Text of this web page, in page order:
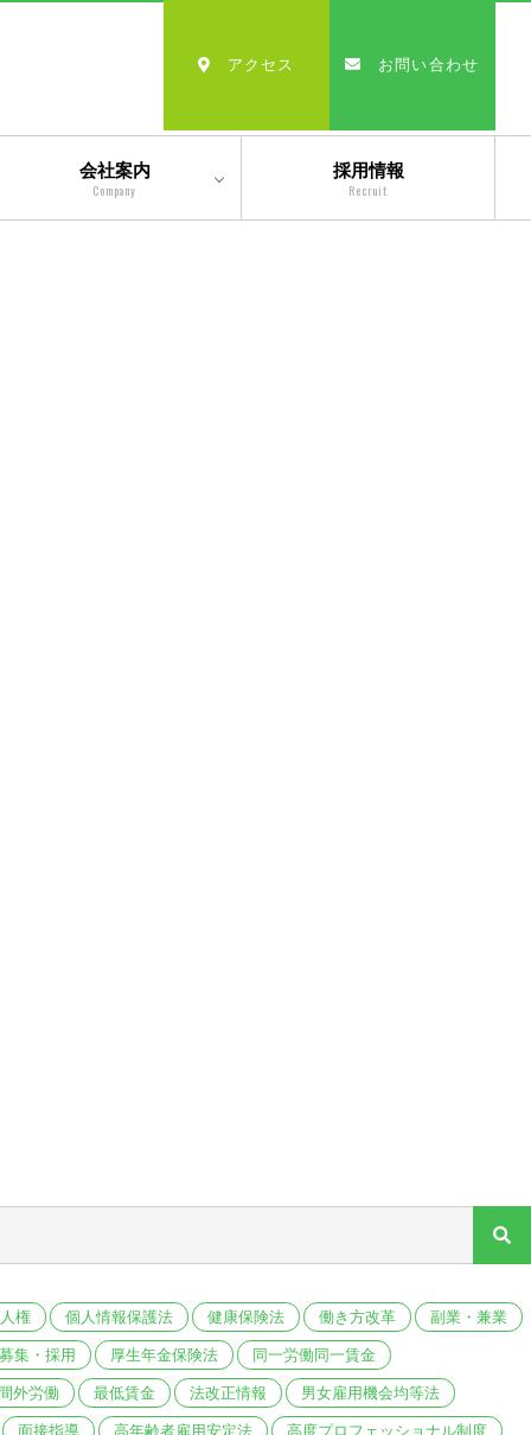
会社案内
Company
採用情報
Recruit
アクセス お問い合わせ
人権 個人情報保護法 健康保険法 働き方改革 副業・兼業
募集・採用 厚生年金保険法 同一労働同一賃金
外労働 最低賃金 法改正情報 男女雇用機会均等法
面接指導 高年齢者雇用安定法 高度プロフェッショナル制度